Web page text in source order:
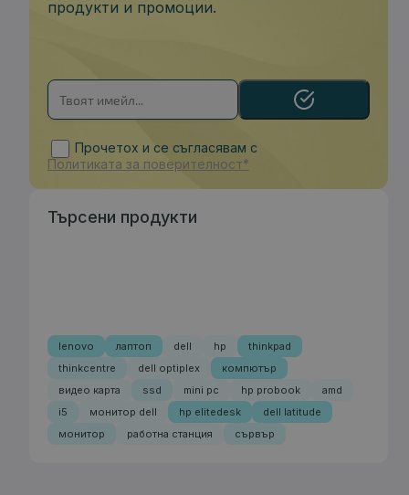
продукти и промоции.
Прочетох и се съгласявам с
Политиката за поверителност*
Търсени продукти
lenovo лаптоп dell hp
thinkpad
thinkcentre
dell optiplex
компютър
видео карта
ssd mini pc hp probook
amd
i5
монитор dell hp elitedesk
dell latitude
монитор
работна станция сървър